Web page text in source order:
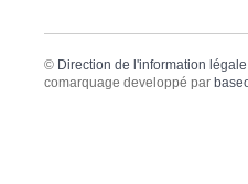
© Direction de l'information
comarquage developpé par